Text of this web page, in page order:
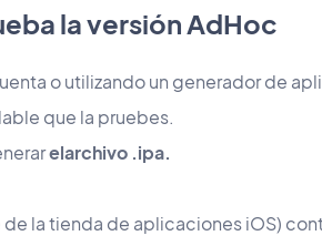
la versión AdHoc
o utilizando un generador de
que la pruebes.
elarchivo .ipa.
de la tienda de aplicaciones iOS)